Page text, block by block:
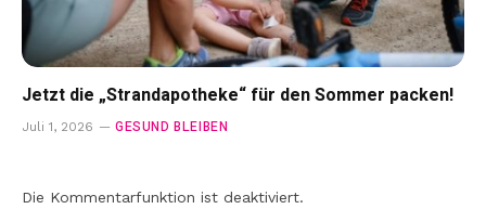
Jetzt die „Strandapotheke“ für den Sommer packen!
Juli 1, 2026 GESUND BLEIBEN
Die Kommentarfunktion ist deaktiviert.